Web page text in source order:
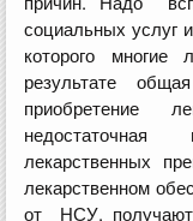
социальных услуг
которого
результате
приобретение
недостаточная
лекарственных
лекарственном
от НСУ, получают